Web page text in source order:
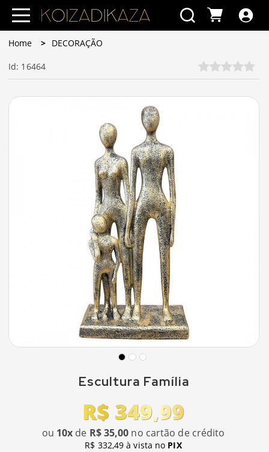
Home DECORAÇÃO
Id: 16464
Escultura Família
R$ 349,99
ou 10x de R$ 35,00 no cartão de crédito
R$ 332,49 à vista no PIX